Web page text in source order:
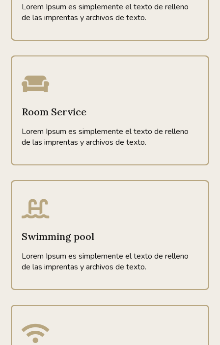
Lorem Ipsum es simplemente el texto de relleno
de las imprentas y archivos de texto.

Room Service
Lorem Ipsum es simplemente el texto de relleno
de las imprentas y archivos de texto.

Swimming pool
Lorem Ipsum es simplemente el texto de relleno
de las imprentas y archivos de texto.
